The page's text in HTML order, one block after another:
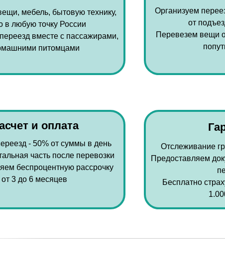
мебель, бытовую технику,
в любую точку России
вместе с пассажирами,
питомцами
Отслеживание
Предоставляем
Бесплатно
и оплата
- 50% от суммы в день
часть после перевозки
беспроцентную рассрочку
от 3 до 6 месяцев
Организуем
от
Перевезем вещи